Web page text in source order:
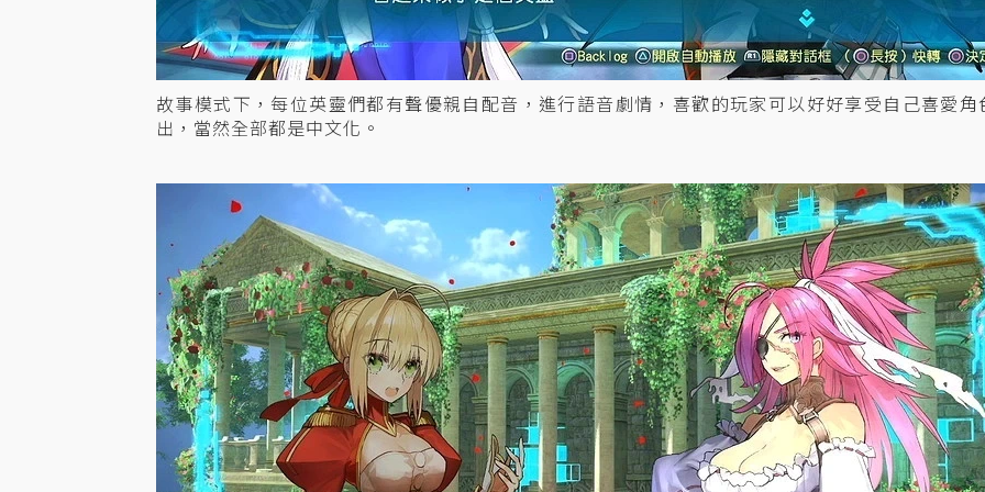
故事模式下，每位英靈們都有聲優親自配音，進行語音劇情，喜歡的玩家可以好好享受自己喜愛角
出，當然全部都是中文化。